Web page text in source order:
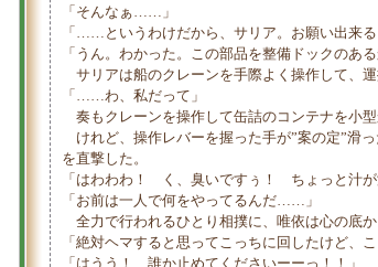
「そんなぁ……」
「……というわけだから、サリア。お願い出来る
「うん。わかった。この部品を整備ドックのあ
サリアは船のクレーンを手際よく操作して、
「……わ、私だって」
奏もクレーンを操作して缶詰のコンテナを小型
けれど、操作レバーを握った手が”案の定”滑
を直撃した。
「はわわわ！ く、臭いですぅ！ ちょっと汁が
「お前は一人で何をやってるんだ……」
全力で行われるひとり相撲に、唯依は心の底か
「絶対ヘマすると思ってこっちに回したけど、
「はうう！ 誰か止めてくださいーーっ！！」